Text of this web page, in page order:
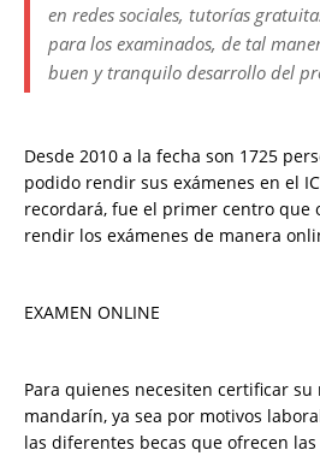
en redes sociales, tutorías
para los examinados, de tal
buen y tranquilo desarrollo del
Desde 2010 a la fecha son 1725
podido rendir sus exámenes en el
recordará, fue el primer centro que
rendir los exámenes de manera
EXAMEN ONLINE
Para quienes necesiten certificar
mandarín, ya sea por motivos
las diferentes becas que ofrecen